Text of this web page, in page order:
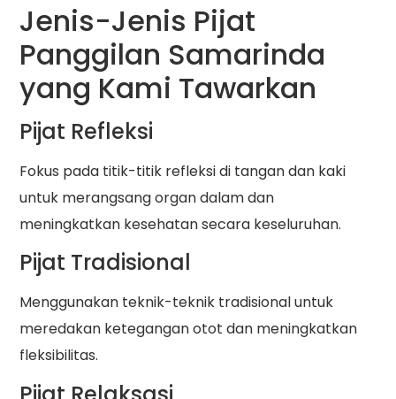
Jenis-Jenis Pijat
Panggilan Samarinda
yang Kami Tawarkan
Pijat Refleksi
Fokus pada titik-titik refleksi di tangan dan kaki
untuk merangsang organ dalam dan
meningkatkan kesehatan secara keseluruhan.
Pijat Tradisional
Menggunakan teknik-teknik tradisional untuk
meredakan ketegangan otot dan meningkatkan
fleksibilitas.